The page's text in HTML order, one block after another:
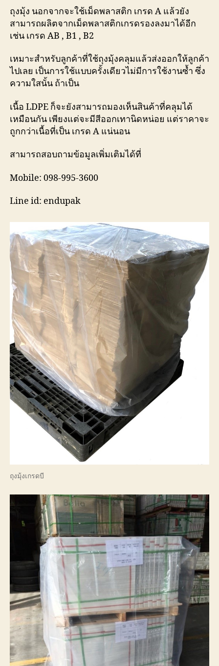
ถุงมุ้ง นอกจากจะใช้เม็ดพลาสติก เกรด A แล้วยัง
สามารถผลิตจากเม็ดพลาสติกเกรดรองลงมาได้อีก
เช่น เกรด AB , B1 , B2
เหมาะสำหรับลูกค้าที่ใช้ถุงมุ้งคลุมแล้วส่งออกให้ลูกค้า
ไปเลย เป็นการใช้แบบครั้งเดียวไม่มีการใช้งานซ้ำ ซึ่ง
ความใสนั้น ถ้าเป็น
เนื้อ LDPE ก็จะยังสามารถมองเห็นสินค้าที่คลุมได้
เหมือนกัน เพียงแต่จะมีสีออกเทานิดหน่อย แต่ราคาจะ
ถูกกว่าเนื้อที่เป็น เกรด A แน่นอน
สามารถสอบถามข้อมูลเพิ่มเติมได้ที่
Mobile: 098-995-3600
Line id: endupak
ถุงมุ้งเกรดบี